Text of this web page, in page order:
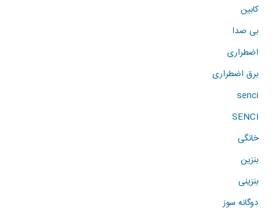
کابین
بی صدا
اضطراری
برق اضطراری
senci
SENCI
خانگی
بنزین
بنزینی
دوگانه سوز